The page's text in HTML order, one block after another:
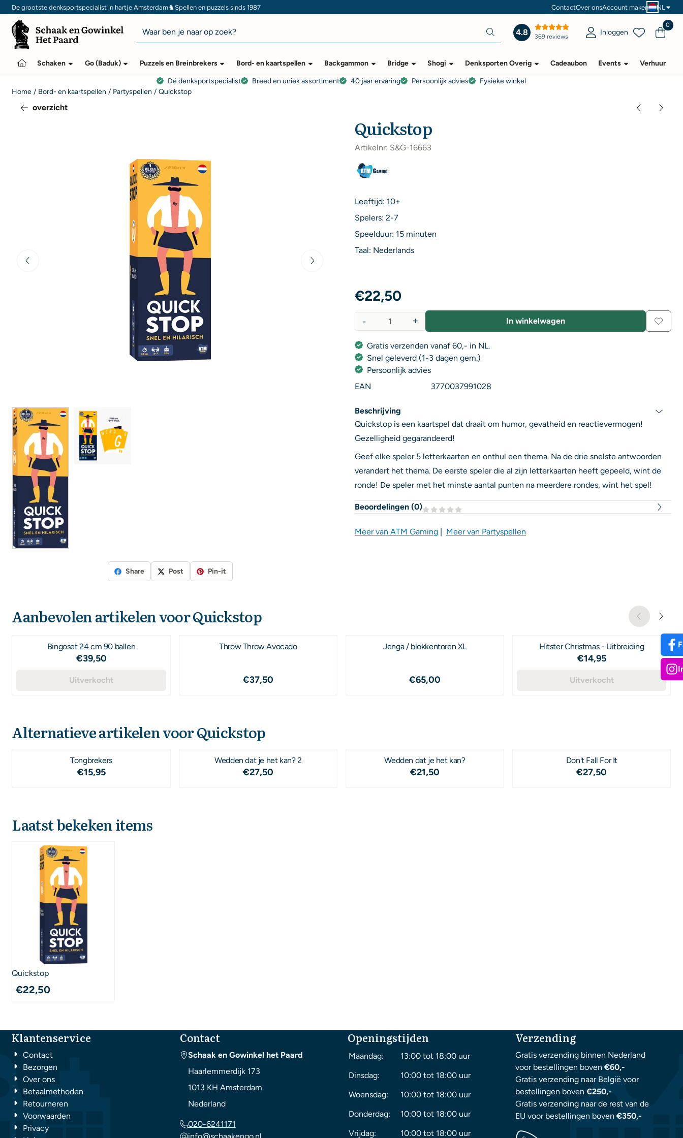
Cookievoorkeuren zijn momenteel gesloten.
De grootste denksportspecialist in hartje Amsterdam♞Spellen en puzzels sinds 1987 ContactOver onsAccount maken NL
Zoeken
4.8 369 reviews Inloggen
0
Schaken Go (Baduk) Puzzels en Breinbrekers Bord- en kaartspellen Backgammon Bridge Shogi Denksporten Overig Cadeaubon Events Verhuur
Dé denksportspecialist Breed en uniek assortiment 40 jaar ervaring Persoonlijk advies
Fysieke winkel
Home / Bord- en kaartspellen / Partyspellen / Quickstop
overzicht
Share Post Pin-it
Quickstop
Artikelnr: S&G-16663
Leeftijd: 10+
Spelers: 2-7
Speelduur: 15 minuten
Taal: Nederlands
€22,50
+
- In winkelwagen
Gratis verzenden vanaf 60,- in NL.
Snel geleverd (1-3 dagen gem.)
Persoonlijk advies
EAN
3770037991028
Beschrijving
Quickstop is een kaartspel dat draait om humor, gevatheid en reactievermogen!
Gezelligheid gegarandeerd!
Geef elke speler 5 letterkaarten en onthul een thema. Na de drie snelste antwoorden
verandert het thema. De eerste speler die al zijn letterkaarten heeft gepeeld, wint de
ronde! De speler met het minste aantal punten na meerdere rondes, wint het spel!
Beoordelingen (0)
Meer van ATM Gaming| Meer van Partyspellen
Aanbevolen artikelen voorQuickstop
Bingoset 24 cm 90 ballen
Prijs: 39,50
€39,50
Uitverkocht
Throw Throw Avocado
Prijs: 37,50
€37,50
Jenga / blokkentoren XL
Prijs: 65,00
€65,00
Hitster Christmas - Uitbreiding
Prijs: 14,95
€14,95
Uitverkocht
Alternatieve artikelen voorQuickstop
Tongbrekers
Prijs: 15,95
€15,95
Wedden dat je het kan? 2
Prijs: 27,50
€27,50
Wedden dat je het kan?
Prijs: 21,50
€21,50
Don't Fall For It
Prijs: 27,50
€27,50
Laatst bekeken items
Quickstop
€22,50
Klantenservice
Contact
Bezorgen
Over ons
Betaalmethoden
Retourneren
Voorwaarden
Privacy
Contact
Schaak en Gowinkel het Paard
Haarlemmerdijk 173
1013 KH Amsterdam
Nederland
020-6241171
Openingstijden
Maandag:
13:00 tot 18:00 uur
Dinsdag:
10:00 tot 18:00 uur
Woensdag:
10:00 tot 18:00 uur
Donderdag:
10:00 tot 18:00 uur
Vrijdag:
10:00 tot 18:00 uur
Verzending
Gratis verzending binnen Nederland
voor bestellingen boven€60,-
Gratis verzending naar België voor
bestellingen boven€250,-
Gratis verzending naar de rest van de
EU voor bestellingen boven€350,-